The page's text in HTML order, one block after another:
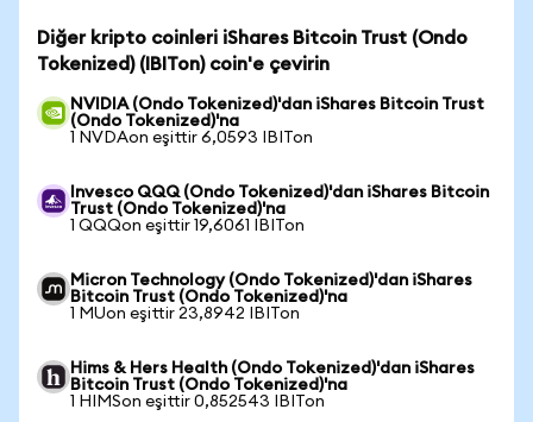
Diğer kripto coinleri iShares Bitcoin Trust (Ondo
Tokenized) (IBITon) coin'e çevirin
NVIDIA (Ondo Tokenized)'dan iShares Bitcoin Trust
(Ondo Tokenized)'na
1 NVDAon eşittir 6,0593 IBITon
Invesco QQQ (Ondo Tokenized)'dan iShares Bitcoin
Trust (Ondo Tokenized)'na
1 QQQon eşittir 19,6061 IBITon
Micron Technology (Ondo Tokenized)'dan iShares
Bitcoin Trust (Ondo Tokenized)'na
1 MUon eşittir 23,8942 IBITon
Hims & Hers Health (Ondo Tokenized)'dan iShares
Bitcoin Trust (Ondo Tokenized)'na
1 HIMSon eşittir 0,852543 IBITon